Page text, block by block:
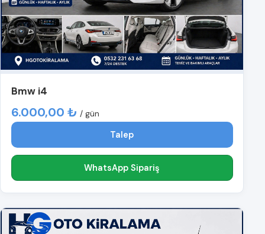
Bmw i4
6.000,00 ₺ / gün
Talep
WhatsApp Sipariş